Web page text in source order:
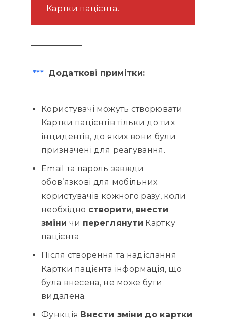
Картки пацієнта.
*** Додаткові примітки:
Користувачі можуть створювати
Картки пацієнтів тільки до тих
інцидентів, до яких вони були
призначені для реагування.
Email та пароль завжди
обов’язкові для мобільних
користувачів кожного разу, коли
необхідно створити, внести
зміни чи переглянути Картку
пацієнта
Після створення та надіслання
Картки пацієнта інформація, що
була внесена, не може бути
видалена.
Функція Внести зміни до картки